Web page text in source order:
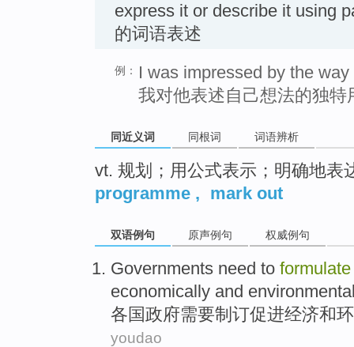
express it or describe it using
的词语表述
例：
I was impressed by the
我对他表述自己想法的独特
同近义词 同根词 词语辨析
vt. 规划；用公式表示；明确地表
programme , mark out
双语例句 原声例句 权威例句
Governments need to formulate
economically and
各国政府需要制订促进经济和
youdao